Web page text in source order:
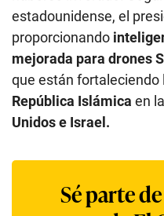
estadounidense, el
proporcionando
mejorada para drones
que están fortaleciendo
República Islámica en
Unidos e Israel.